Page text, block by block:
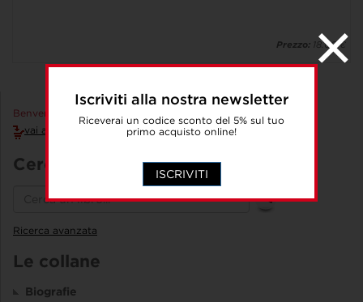
Iscriviti alla nostra newsletter
Riceverai un codice sconto del 5% sul tuo
primo acquisto online!
ISCRIVITI
Prezzo: 18.00 €
Benvenuto Accedi!
vai al carrello
Cerca un libro
Ricerca avanzata
Le collane
Biografie